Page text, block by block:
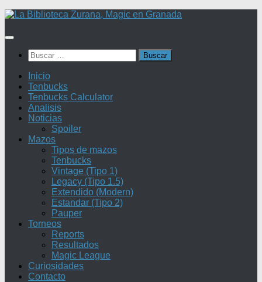
Saltar
contenido
Buscar:
Inicio
Tenbucks
Tenbucks Calculator
Analisis
Noticias
Spoiler
Mazos
Tipos de mazos
Tenbucks
Vintage (Tipo 1)
Legacy (Tipo 1.5)
Extendido (Modern)
Estandar (Tipo 2)
Pauper
Torneos
Reports
Resultados
Magic League
Curiosidades
Contacto